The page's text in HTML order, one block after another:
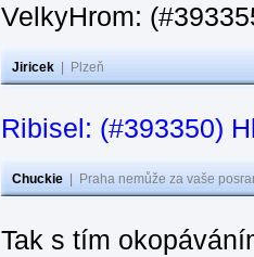
VelkyHrom:
Jiricek Plzeň
Ribisel: (#393350)
Chuckie Praha nemůže za vaše
Tak s tím